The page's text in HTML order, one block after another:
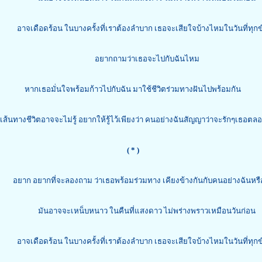
อาจเดือดร้อน ในบางครั้งที่เราต้องลำบาก เธอจะเสียใจบ้างไหมในวันที่ทุก
อยากถามว่าเธอจะไปกับฉันไหม
หากเธอมั่นใจพร้อมก้าวไปกับฉัน มาใช้ชีวิตร่วมทางฝันไปพร้อมกัน
ส้นทางชีวิตอาจจะไม่รู้ อยากให้รู้ไว้เพียงว่า คนอย่างฉันสัญญาว่าจะรักๆเธอตล
( * )
อยาก อยากที่จะลองถาม ว่าเธอพร้อมร่วมทาง เคียงข้างกันกับคนอย่างฉันหรื
มันอาจจะเหน็บหนาว ในคืนที่แสงดาว ไม่พร่างพราวเหมือนวันก่อน
อาจเดือดร้อน ในบางครั้งที่เราต้องลำบาก เธอจะเสียใจบ้างไหมในวันที่ทุก